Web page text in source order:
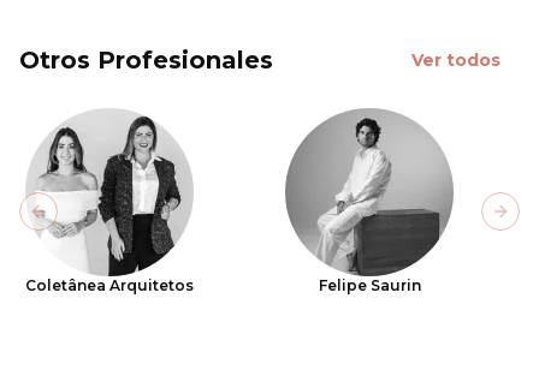
Otros Profesionales Ver todos
Coletânea Arquitetos Felipe Saurin
Previous slide